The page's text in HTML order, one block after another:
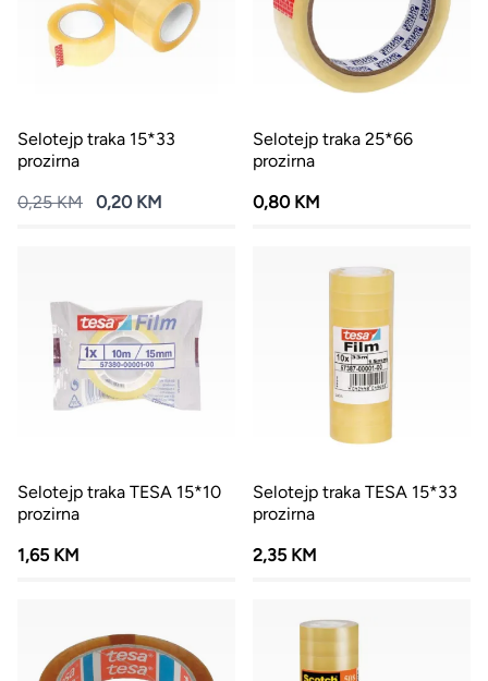
Selotejp traka 15*33
prozirna
0,25 KM
0,20 KM
Selotejp traka 25*66
prozirna
0,80 KM
Selotejp traka TESA 15*10
prozirna
1,65 KM
Selotejp traka TESA 15*33
prozirna
2,35 KM